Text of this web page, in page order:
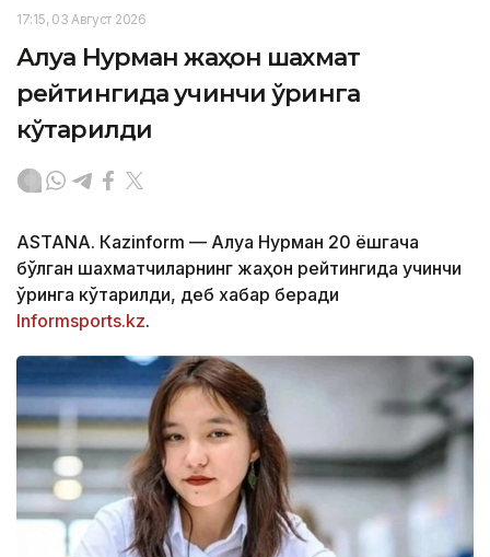
17:15, 03 Август 2026
Алуа Нурман жаҳон шахмат
рейтингида учинчи ўринга
кўтарилди
ASTANА. Кazinform — Алуа Нурман 20 ёшгача
бўлган шахматчиларнинг жаҳон рейтингида учинчи
ўринга кўтарилди, деб хабар беради
Informsports.kz.